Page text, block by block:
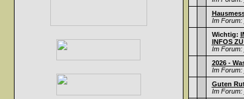
Im Forum:
Wichtig:
INFOS
Im Forum:
2026 -
Im Forum:
Guten
Im Forum: